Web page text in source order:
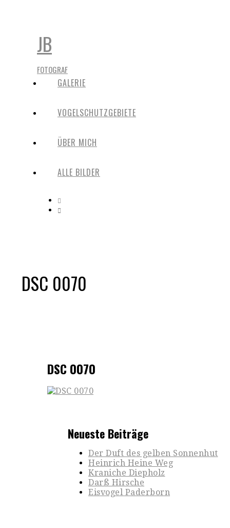
JB
FOTOGRAF
GALERIE
VOGELSCHUTZGEBIETE
ÜBER MICH
ALLE BILDER
DSC 0070
DSC 0070
Neueste Beiträge
Der Duft des gelben Sonnenhut
Heinrich Heine Weg
Kraniche Diepholz
Darß Hirsche
Eisvogel Paderborn